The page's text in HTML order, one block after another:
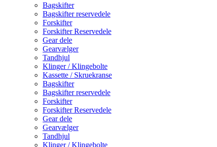
Bagskifter
Bagskifter reservedele
Forskifter
Forskifter Reservedele
Gear dele
Gearvælger
Tandhjul
Klinger / Klingebolte
Kassette / Skruekranse
Bagskifter
Bagskifter reservedele
Forskifter
Forskifter Reservedele
Gear dele
Gearvælger
Tandhjul
Klinger / Klingebolte